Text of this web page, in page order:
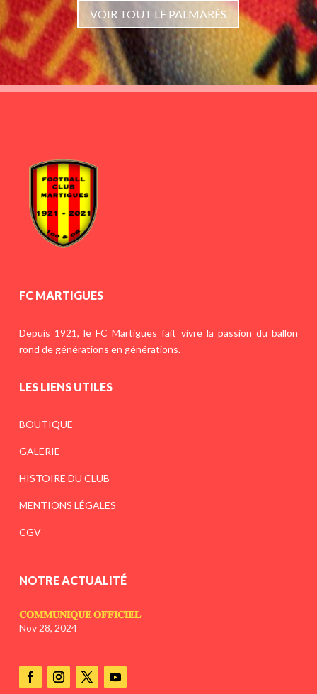
VOIR TOUT LE PALMARÈS
FC MARTIGUES
Depuis 1921, le FC Martigues fait vivre la passion du ballon
rond de générations en générations.
LES LIENS UTILES
BOUTIQUE
GALERIE
HISTOIRE DU CLUB
MENTIONS LÉGALES
CGV
NOTRE ACTUALITÉ
𝐂𝐎𝐌𝐌𝐔𝐍𝐈𝐐𝐔𝐄 𝐎𝐅𝐅𝐈𝐂𝐈𝐄𝐋
Nov 28, 2024